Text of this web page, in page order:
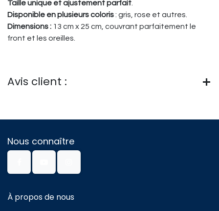
Taille unique et ajustement parfait
Disponible en plusieurs coloris: gris, rose et autres.
Dimensions : 13 cm x 25 cm, couvrant parfaitement le
front et les oreilles.
Avis client :
Nous connaître
À propos de nous